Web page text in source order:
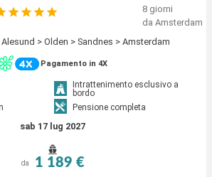
8 giorni
da Amsterdam
> Olden > Sandnes > Amsterdam
Pagamento in 4X
Intrattenimento esclusivo a
bordo
Pensione completa
sab 17 lug 2027
da 1 189 €